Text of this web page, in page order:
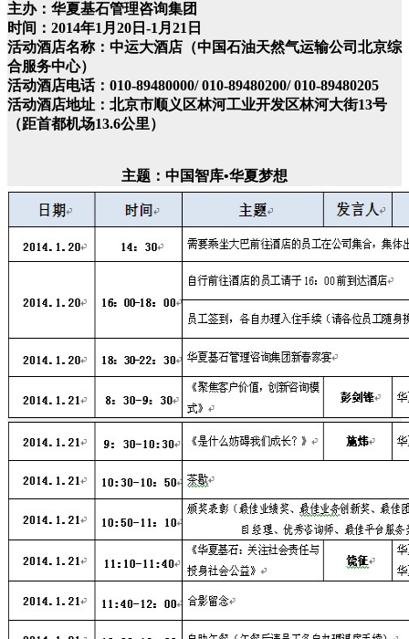
主办：华夏基石管理咨询集团
时间：2014年1月20日-1月21日
活动酒店名称：中运大酒店（中国石油天然气运输公司北京综
合服务中心）
活动酒店电话：010-89480000/ 010-89480200/ 010-89480205
活动酒店地址：北京市顺义区林河工业开发区林河大街13号
（距首都机场13.6公里）
主题：中国智库•华夏梦想